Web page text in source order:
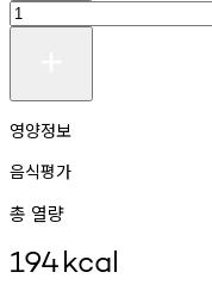
영양정보
음식평가
총 열량
194kcal